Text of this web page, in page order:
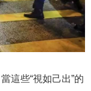
這些“視如己出”的